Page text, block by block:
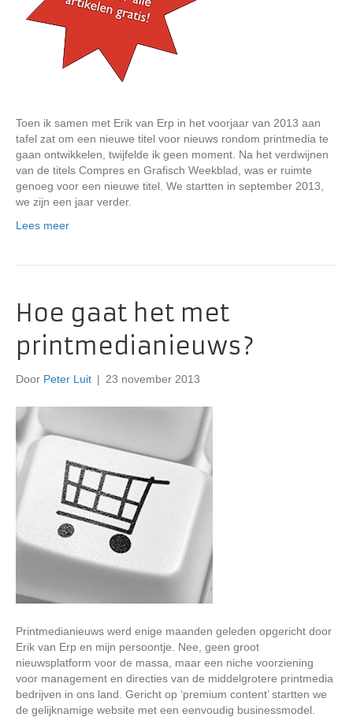
Toen ik samen met Erik van Erp in het voorjaar van 2013 aan
tafel zat om een nieuwe titel voor nieuws rondom printmedia te
gaan ontwikkelen, twijfelde ik geen moment. Na het verdwijnen
van de titels Compres en Grafisch Weekblad, was er ruimte
genoeg voor een nieuwe titel. We startten in september 2013,
we zijn een jaar verder.
Lees meer
Hoe gaat het met
printmedianieuws?
Door Peter Luit | 23 november 2013
Printmedianieuws werd enige maanden geleden opgericht door
Erik van Erp en mijn persoontje. Nee, geen groot
nieuwsplatform voor de massa, maar een niche voorziening
voor management en directies van de middelgrotere printmedia
bedrijven in ons land. Gericht op ‘premium content’ startten we
de gelijknamige website met een eenvoudig businessmodel.